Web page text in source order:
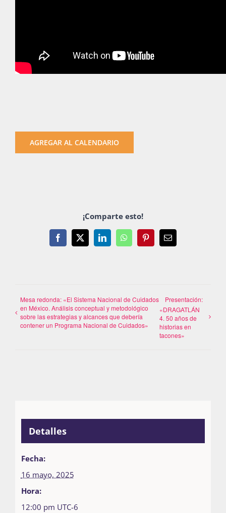
AGREGAR AL CALENDARIO
¡Comparte esto!
Facebook
X LinkedInWhatsAppPinterestEmail
Mesa redonda: «El Sistema Nacional de Cuidados
en México. Análisis conceptual y metodológico
sobre las estrategias y alcances que debería
contener un Programa Nacional de Cuidados»
Presentación:
«DRAGATLÁN
4. 50 años de
historias en
tacones»
Detalles
Fecha:
16 mayo, 2025
Hora:
12:00 pm UTC-6